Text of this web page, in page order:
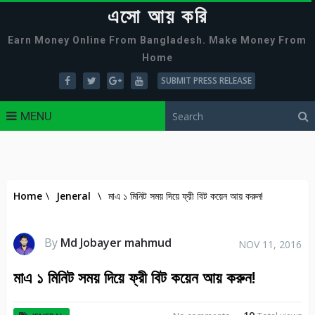
এসো আয় করি
Earn Money Online From Bangladesh. Make Money From
Home
SUBMIT PRESS RELEASE
MENU
Home \ Jeneral \ মাএ ১ মিনিট সময় দিয়ে ফ্রী বিট কয়েন আয় করুন!
By Md Jobayer mahmud NOV 11, 2016
মাএ ১ মিনিট সময় দিয়ে ফ্রী বিট কয়েন আয় করুন!